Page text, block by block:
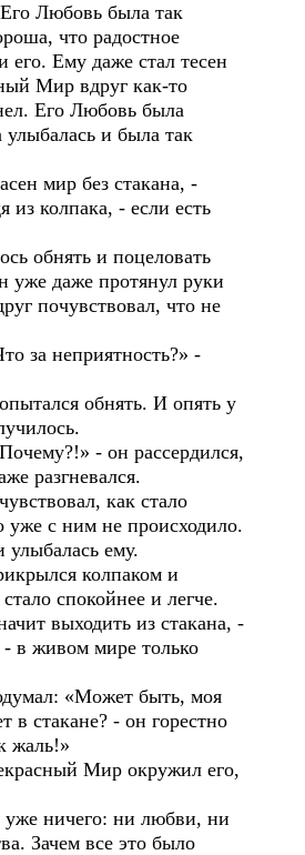
Любовь была так
что радостное
его. Ему даже стал тесен
Мир вдруг как-то
Его Любовь была
и была так
мир без стакана, -
из колпака, - если есть
обнять и поцеловать
даже протянул руки
почувствовал, что не
неприятность?» -
обнять. И опять у
- он рассердился,
разгневался.
как стало
уже с ним не происходило.
ему.
колпаком и
спокойнее и легче.
выходить из стакана, -
в живом мире только
«Может быть, моя
в стакане? - он горестно
жаль!»
Мир окружил его,
ничего: ни любви, ни
Зачем все это было